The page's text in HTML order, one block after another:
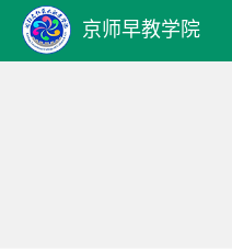
京师早教学院